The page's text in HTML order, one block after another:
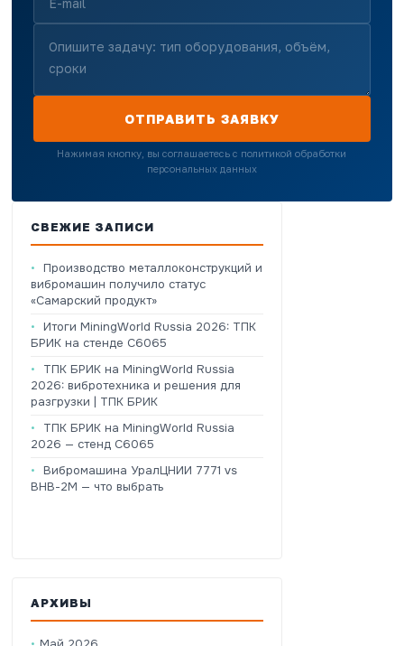
ОТПРАВИТЬ ЗАЯВКУ
Нажимая кнопку, вы соглашаетесь с политикой обработки
персональных данных
СВЕЖИЕ ЗАПИСИ
Производство металлоконструкций и
вибромашин получило статус
«Самарский продукт»
Итоги MiningWorld Russia 2026: ТПК
БРИК на стенде C6065
ТПК БРИК на MiningWorld Russia
2026: вибротехника и решения для
разгрузки | ТПК БРИК
ТПК БРИК на MiningWorld Russia
2026 — стенд C6065
Вибромашина УралЦНИИ 7771 vs
ВНВ-2М — что выбрать
АРХИВЫ